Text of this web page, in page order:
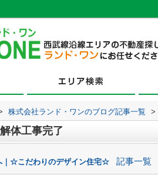
株式会社ランド・ワンのブログ記事一覧 >
体工事完了
☆こだわりのデザイン住宅☆ 記事一覧